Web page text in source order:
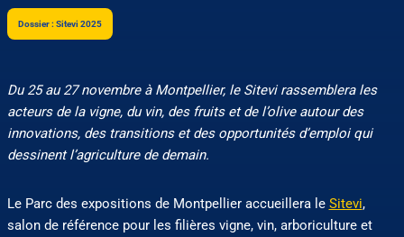
Dossier : Sitevi 2025
Du 25 au 27 novembre à Montpellier, le Sitevi rassemblera les
acteurs de la vigne, du vin, des fruits et de l’olive autour des
innovations, des transitions et des opportunités d’emploi qui
dessinent l’agriculture de demain.
Le Parc des expositions de Montpellier accueillera le Sitevi,
salon de référence pour les filières vigne, vin, arboriculture et